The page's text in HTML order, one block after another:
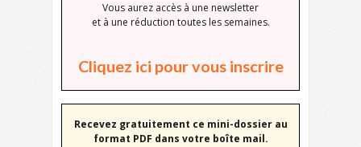
Vous aurez accès à une newsletter
et à une réduction toutes les semaines.
Cliquez ici pour vous inscrire
Recevez gratuitement ce mini-dossier au
format PDF dans votre boîte mail.